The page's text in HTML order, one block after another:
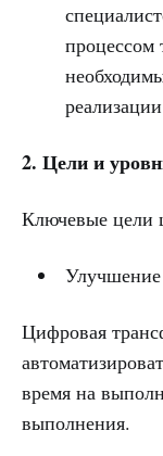
2. Цели и
Ключевые цели
Цифровая
время на
выполнения.